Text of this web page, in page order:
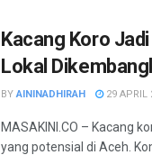
Kacang Koro
Lokal
BY AININADHIRAH 29 APRIL
MASAKINI.CO – Kacang
yang potensial di Aceh.